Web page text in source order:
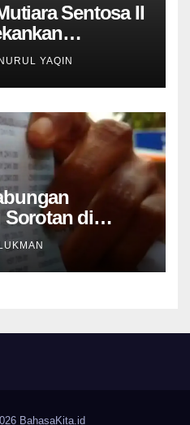
Sentosa II
NURUL YAQIN
Sorotan di
DPK 2026
LUKMAN
BahasaKita.id